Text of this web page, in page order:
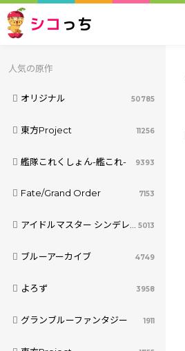
シコ っち
人気の原作
オリジナル 50785
東方Project 11256
艦隊これくしょん-艦これ- 9393
Fate/Grand Order 7153
アイドルマスター シンデレラガールズ 5013
ブルーアーカイブ 4749
よろず 3958
グランブルーファンタジー 1911